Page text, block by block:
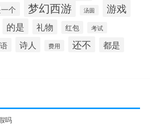
个 梦幻西游 汤圆 游戏
的是 礼物 红包 考试
诗人 费用 还不 都是
吗